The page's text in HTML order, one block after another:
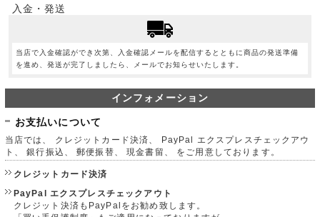
入金・発送
当店で入金確認ができ次第、入金確認メールを配信するとともに商品の発送準備
を進め、発送が完了しましたら、メールでお知らせいたします。
インフォメーション
お支払いについて
当店では、 クレジットカード決済、 PayPal エクスプレスチェックアウ
ト、 銀行振込、 郵便振替、 現金書留、 をご用意しております。
クレジットカード決済
PayPal エクスプレスチェックアウト
クレジット決済もPayPalをお勧め致します。